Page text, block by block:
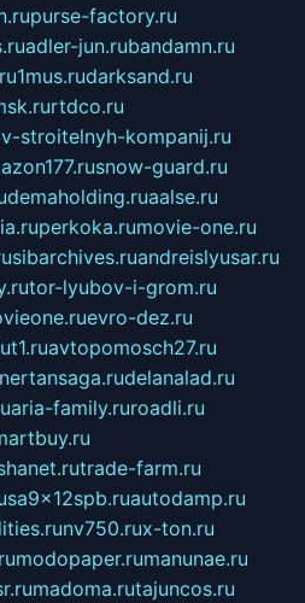
purse-factory.ru
adler-jun.rubandamn.ru
1mus.rudarksand.ru
rtdco.ru
stroitelnyh-kompanij.ru
snow-guard.ru
demaholding.ruaalse.ru
perkoka.rumovie-one.ru
sibarchives.ruandreislyusar.ru
tor-lyubov-i-grom.ru
evro-dez.ru
avtopomosch27.ru
nertansaga.rudelanalad.ru
aria-family.ruroadli.ru
trade-farm.ru
autodamp.ru
nv750.rux-ton.ru
modopaper.rumanunae.ru
madoma.rutajuncos.ru